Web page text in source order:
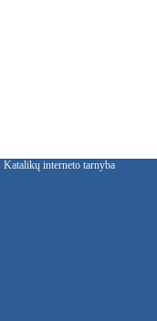
Katalikų interneto tarnyba